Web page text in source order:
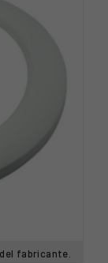
fabricante.